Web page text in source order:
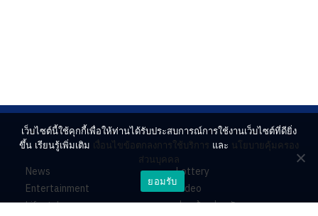
News
Entertainment
Lifestyle
Lottery
Video
ร่วมด้วยช่วยกัน
เว็บไซต์นี้ใช้คุกกี้เพื่อให้ท่านได้รับประสบการณ์การใช้งานเว็บไซต์ที่ดียิ่ง
ขึ้น เรียนรู้เพิ่มเติม เงื่อนไขข้อตกลงการใช้บริการ และ นโยบายคุ้มครอง
ส่วนบุคคล
ยอมรับ